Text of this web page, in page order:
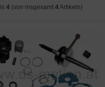
4 (von insgesamt 4Artikeln)